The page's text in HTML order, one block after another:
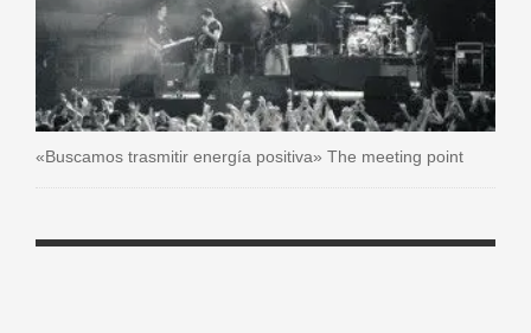
«Buscamos trasmitir energía positiva» The meeting point